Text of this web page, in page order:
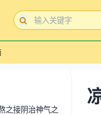
之接阴治神气之